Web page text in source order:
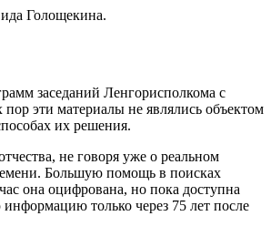
Голощекина.
заседаний Ленгорисполкома с
эти материалы не являлись объектом
их решения.
не говоря уже о реальном
Большую помощь в поисках
она оцифрована, но пока доступна
только через 75 лет после